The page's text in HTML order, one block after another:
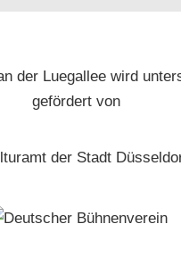
der Luegallee wird
gefördert von